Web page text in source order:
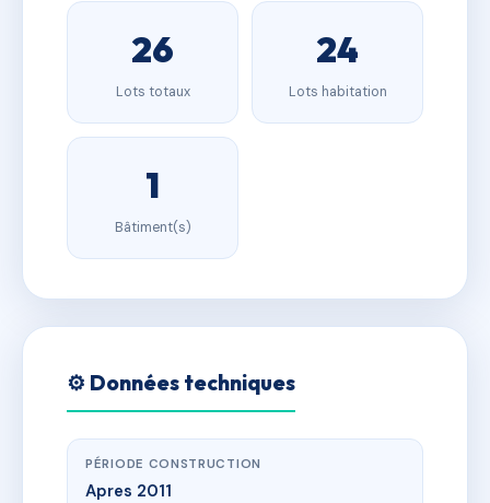
26
Lots totaux
24
Lots habitation
1
Bâtiment(s)
⚙️ Données techniques
PÉRIODE CONSTRUCTION
Apres 2011